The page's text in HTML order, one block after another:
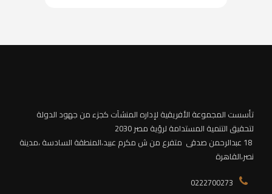
تأسست المجموعة الأفريقية لإداره المنشآت كجزء من جهود الدولة
لتحقيق التنمية المستدامة لرؤية مصر 2030
المنطقة السادسة،مدينة
نصر،القاهرة
0222700273